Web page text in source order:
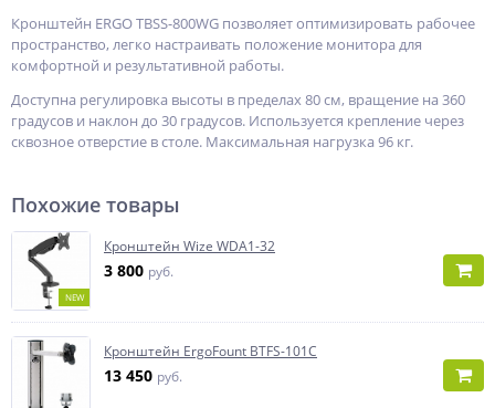
Кронштейн ERGO TBSS-800WG позволяет оптимизировать рабочее
пространство, легко настраивать положение монитора для
комфортной и результативной работы.
Доступна регулировка высоты в пределах 80 см, вращение на 360
градусов и наклон до 30 градусов. Используется крепление через
сквозное отверстие в столе. Максимальная нагрузка 96 кг.
Похожие товары
NEW
Кронштейн Wize WDA1-32
3 800 руб.
Кронштейн ErgoFount BTFS-101C
13 450 руб.